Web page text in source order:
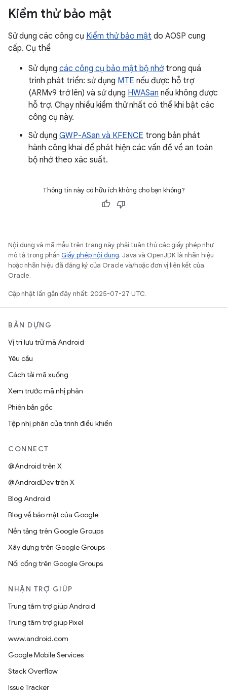
Kiểm thử bảo mật
Sử dụng các công cụ Kiểm thử bảo mật do AOSP cung
cấp. Cụ thể
Sử dụng các công cụ bảo mật bộ nhớtrong quá
trình phát triển: sử dụng MTE nếu được hỗ trợ
(ARMv9 trở lên) và sử dụng HWASan nếu không được
hỗ trợ. Chạy nhiều kiểm thử nhất có thể khi bật các
công cụ này.
Sử dụng GWP-ASan và KFENCE trong bản phát
hành công khai để phát hiện các vấn đề về an toàn
bộ nhớ theo xác suất.
Thông tin này có hữu ích không cho bạn không?
Nội dung và mã mẫu trên trang này phải tuân thủ các giấy phép như
mô tả trong phần Giấy phép nội dung. Java và OpenJDK là nhãn hiệu
hoặc nhãn hiệu đã đăng ký của Oracle và/hoặc đơn vị liên kết của
Oracle.
Cập nhật lần gần đây nhất: 2025-07-27 UTC.
BẢN DỰNG
Vị trí lưu trữ mã Android
Yêu cầu
Cách tải mã xuống
Xem trước mã nhị phân
Phiên bản gốc
Tệp nhị phân của trình điều khiển
CONNECT
@Android trên X
@AndroidDev trên X
Blog Android
Blog về bảo mật của Google
Nền tảng trên Google Groups
Xây dựng trên Google Groups
Nối cổng trên Google Groups
NHẬN TRỢ GIÚP
Trung tâm trợ giúp Android
Trung tâm trợ giúp Pixel
www.android.com
Google Mobile Services
Stack Overflow
Issue Tracker